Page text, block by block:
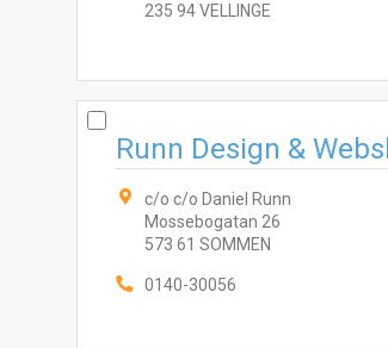
235 94 VELLINGE
Runn Design &
c/o c/o Daniel Runn
Mossebogatan 26
573 61 SOMMEN
0140-30056